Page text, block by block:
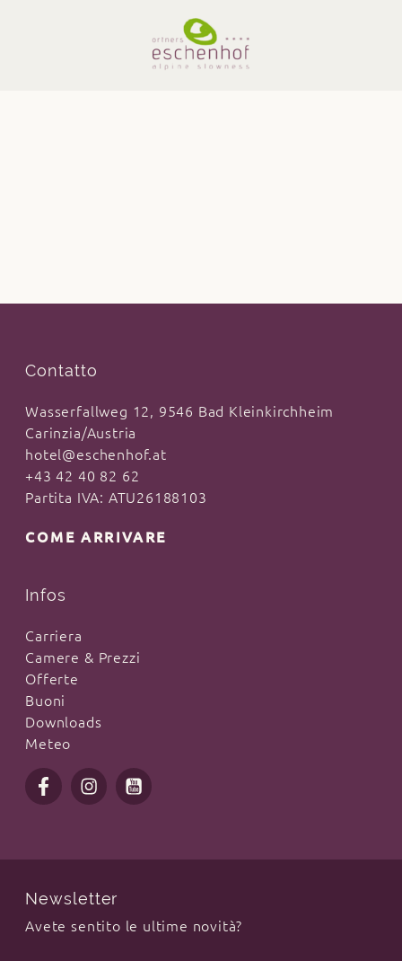
Contatto
Wasserfallweg 12, 9546 Bad Kleinkirchheim
Carinzia/Austria
hotel@eschenhof.at
+43 42 40 82 62
Partita IVA: ATU26188103
COME ARRIVARE
Infos
Carriera
Camere & Prezzi
Offerte
Buoni
Downloads
Meteo
Newsletter
Avete sentito le ultime novità?